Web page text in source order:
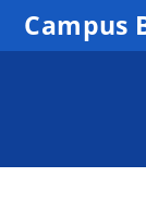
Campus